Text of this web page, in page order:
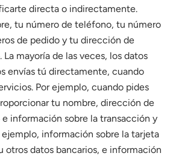
directa o indirectamente.
tu número de teléfono, tu número
de pedido y tu dirección de
mayoría de las veces, los datos
envías tú directamente, cuando
Por ejemplo, cuando pides
tu nombre, dirección de
información sobre la transacción y
información sobre la tarjeta
datos bancarios, e información